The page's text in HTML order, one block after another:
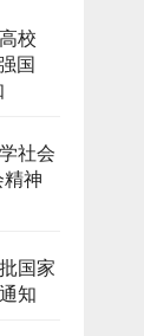
校
国
社会
神
国家
知